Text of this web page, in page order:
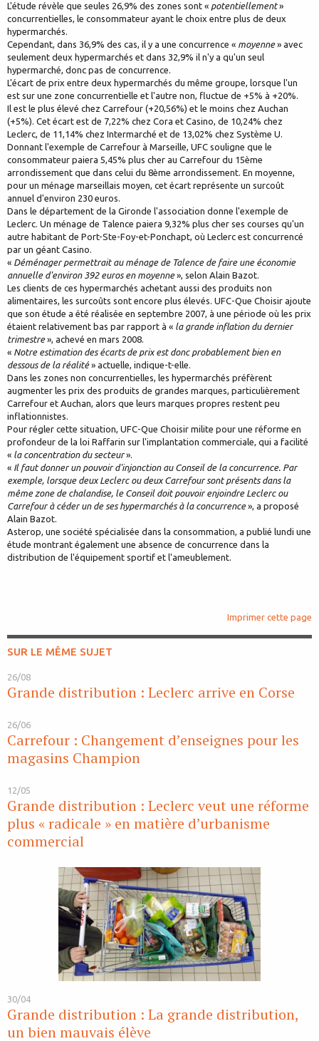
L'étude révèle que seules 26,9% des zones sont « potentiellement»
concurrentielles, le consommateur ayant le choix entre plus de deux
hypermarchés.
Cependant, dans 36,9% des cas, il y a une concurrence « moyenne» avec
seulement deux hypermarchés et dans 32,9% il n'y a qu'un seul
hypermarché, donc pas de concurrence.
L'écart de prix entre deux hypermarchés du même groupe, lorsque l'un
est sur une zone concurrentielle et l'autre non, fluctue de +5% à +20%.
Il est le plus élevé chez Carrefour (+20,56%) et le moins chez Auchan
(+5%). Cet écart est de 7,22% chez Cora et Casino, de 10,24% chez
Leclerc, de 11,14% chez Intermarché et de 13,02% chez Système U.
Donnant l'exemple de Carrefour à Marseille, UFC souligne que le
consommateur paiera 5,45% plus cher au Carrefour du 15ème
arrondissement que dans celui du 8ème arrondissement. En moyenne,
pour un ménage marseillais moyen, cet écart représente un surcoût
annuel d'environ 230 euros.
Dans le département de la Gironde l'association donne l'exemple de
Leclerc. Un ménage de Talence paiera 9,32% plus cher ses courses qu'un
autre habitant de Port-Ste-Foy-et-Ponchapt, où Leclerc est concurrencé
par un géant Casino.
« Déménager permettrait au ménage de Talence de faire une économie
annuelle d'environ 392 euros en moyenne», selon Alain Bazot.
Les clients de ces hypermarchés achetant aussi des produits non
alimentaires, les surcoûts sont encore plus élevés. UFC-Que Choisir ajoute
que son étude a été réalisée en septembre 2007, à une période où les prix
étaient relativement bas par rapport à « la grande inflation du dernier
trimestre», achevé en mars 2008.
« Notre estimation des écarts de prix est donc probablement bien en
dessous de la réalité» actuelle, indique-t-elle.
Dans les zones non concurrentielles, les hypermarchés préfèrent
augmenter les prix des produits de grandes marques, particulièrement
Carrefour et Auchan, alors que leurs marques propres restent peu
inflationnistes.
Pour régler cette situation, UFC-Que Choisir milite pour une réforme en
profondeur de la loi Raffarin sur l'implantation commerciale, qui a facilité
« la concentration du secteur».
« Il faut donner un pouvoir d'injonction au Conseil de la concurrence. Par
exemple, lorsque deux Leclerc ou deux Carrefour sont présents dans la
même zone de chalandise, le Conseil doit pouvoir enjoindre Leclerc ou
Carrefour à céder un de ses hypermarchés à la concurrence», a proposé
Alain Bazot.
Asterop, une société spécialisée dans la consommation, a publié lundi une
étude montrant également une absence de concurrence dans la
distribution de l'équipement sportif et l'ameublement.
Imprimer cette page
SUR LE MÊME SUJET
26/08
Grande distribution : Leclerc arrive en Corse
26/06
Carrefour : Changement d’enseignes pour les
magasins Champion
12/05
Grande distribution : Leclerc veut une réforme
plus « radicale » en matière d’urbanisme
commercial
30/04
Grande distribution : La grande distribution,
un bien mauvais élève